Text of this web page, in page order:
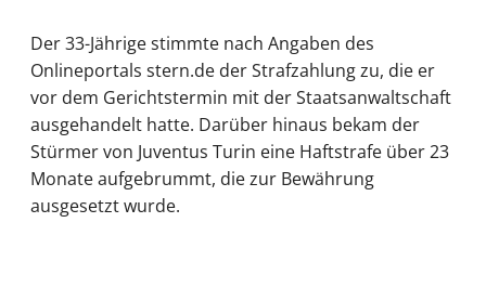
Der 33-Jährige stimmte nach Angaben des
Onlineportals stern.de der Strafzahlung zu, die er
vor dem Gerichtstermin mit der Staatsanwaltschaft
ausgehandelt hatte. Darüber hinaus bekam der
Stürmer von Juventus Turin eine Haftstrafe über 23
Monate aufgebrummt, die zur Bewährung
ausgesetzt wurde.